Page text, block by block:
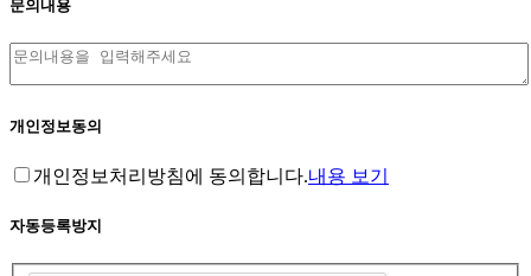
문의내용
개인정보동의
개인정보처리방침에 동의합니다.내용 보기
자동등록방지